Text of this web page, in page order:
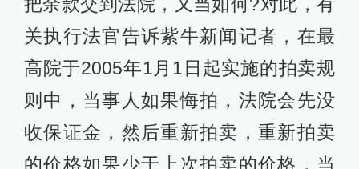
拍卖若干问题的规定》里，已经没有
补差价这一条了。
紫牛新闻记者看到，该规定第二十四
条写道：拍卖成交后买受人悔拍的，